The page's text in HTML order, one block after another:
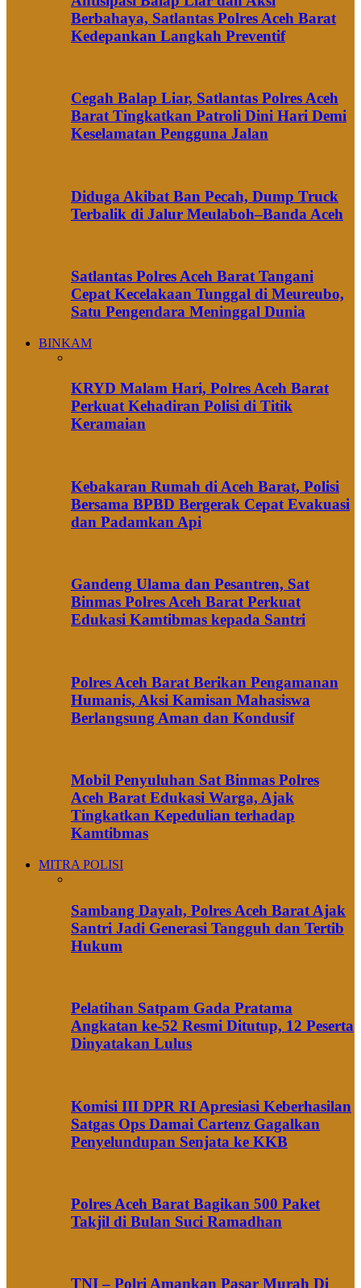
Berbahaya, Satlantas Polres Aceh Barat
Kedepankan Langkah Preventif
Cegah Balap Liar, Satlantas Polres Aceh
Barat Tingkatkan Patroli Dini Hari Demi
Keselamatan Pengguna Jalan
Diduga Akibat Ban Pecah, Dump Truck
Terbalik di Jalur Meulaboh–Banda Aceh
Satlantas Polres Aceh Barat Tangani
Cepat Kecelakaan Tunggal di Meureubo,
Satu Pengendara Meninggal Dunia
BINKAM
KRYD Malam Hari, Polres Aceh Barat
Perkuat Kehadiran Polisi di Titik
Keramaian
Kebakaran Rumah di Aceh Barat, Polisi
Bersama BPBD Bergerak Cepat Evakuasi
dan Padamkan Api
Gandeng Ulama dan Pesantren, Sat
Binmas Polres Aceh Barat Perkuat
Edukasi Kamtibmas kepada Santri
Polres Aceh Barat Berikan Pengamanan
Humanis, Aksi Kamisan Mahasiswa
Berlangsung Aman dan Kondusif
Mobil Penyuluhan Sat Binmas Polres
Aceh Barat Edukasi Warga, Ajak
Tingkatkan Kepedulian terhadap
Kamtibmas
MITRA POLISI
Sambang Dayah, Polres Aceh Barat Ajak
Santri Jadi Generasi Tangguh dan Tertib
Hukum
Pelatihan Satpam Gada Pratama
Angkatan ke-52 Resmi Ditutup, 12 Peserta
Dinyatakan Lulus
Komisi III DPR RI Apresiasi Keberhasilan
Satgas Ops Damai Cartenz Gagalkan
Penyelundupan Senjata ke KKB
Polres Aceh Barat Bagikan 500 Paket
Takjil di Bulan Suci Ramadhan
TNI – Polri Amankan Pasar Murah Di